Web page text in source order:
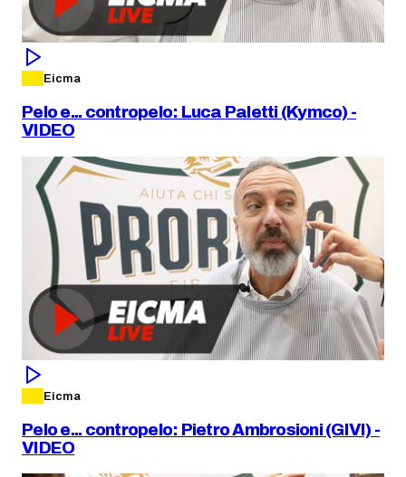
Eicma
Pelo e... contropelo: Luca Paletti (Kymco) -
VIDEO
Eicma
Pelo e... contropelo: Pietro Ambrosioni (GIVI) -
VIDEO